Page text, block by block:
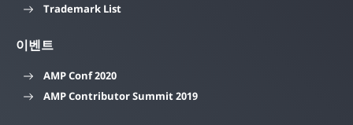
Trademark List
이벤트
AMP Conf 2020
AMP Contributor Summit 2019